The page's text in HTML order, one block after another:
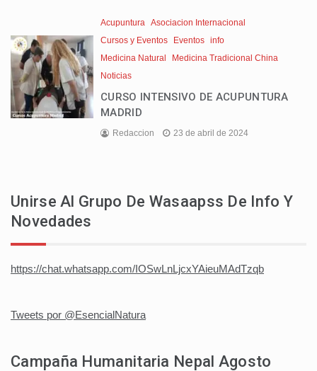
Acupuntura Asociacion Internacional
Cursos y Eventos
Eventos info
Medicina Natural
Medicina Tradicional China
Noticias
CURSO INTENSIVO DE ACUPUNTURA
MADRID
Redaccion 23 de abril de 2024
Unirse Al Grupo De Wasaapss De Info Y
Novedades
https://chat.whatsapp.com/IOSwLnLjcxYAieuMAdTzqb
Tweets por @EsencialNatura
Campaña Humanitaria Nepal Agosto